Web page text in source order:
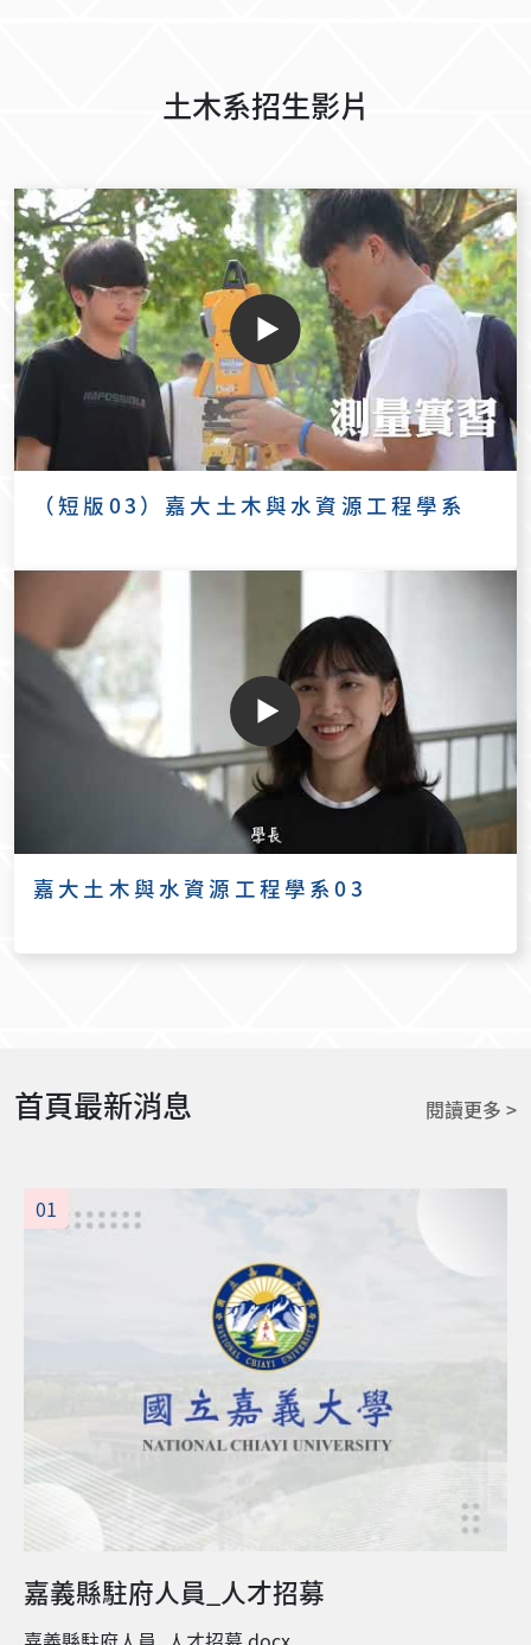
土木系招生影片
（短版03）嘉大土木與水資源工程學系
嘉大土木與水資源工程學系03
首頁最新消息 閱讀更多 >
01
嘉義縣駐府人員_人才招募